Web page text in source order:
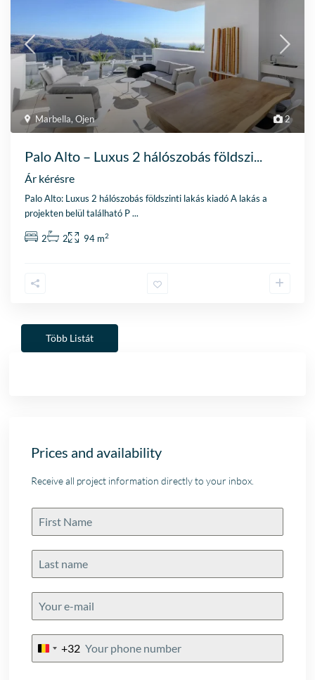
2
Marbella,Ojen
Palo Alto – Luxus 2 hálószobás földszi...
Ár kérésre
Palo Alto: Luxus 2 hálószobás földszinti lakás kiadó A lakás a
projekten belül található P...
2 2 94 m2
Több Listát
Prices and availability
Receive all project information directly to your inbox.
Belgium
+32